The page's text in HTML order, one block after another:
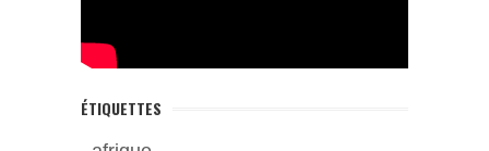
ÉTIQUETTES